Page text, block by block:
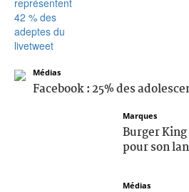
Médias
Facebook : 25% des
Marques
Burger King
pour son
Médias